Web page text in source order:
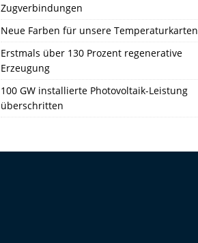
Zugverbindungen
Neue Farben für unsere Temperaturkarten
Erstmals über 130 Prozent regenerative
Erzeugung
100 GW installierte Photovoltaik-Leistung
überschritten